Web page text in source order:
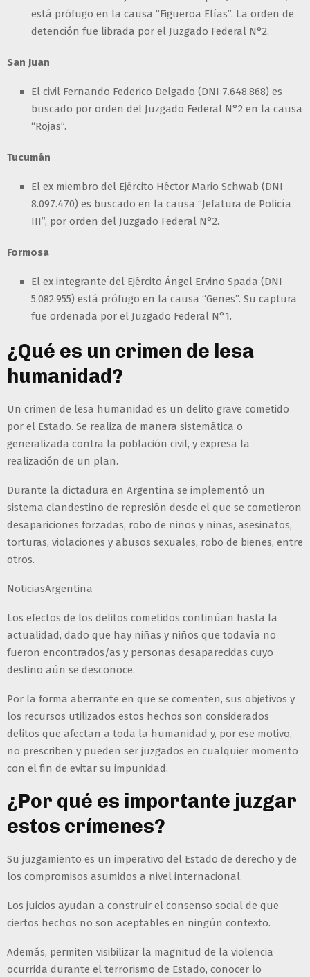
está prófugo en la causa “Figueroa Elías”. La orden de
detención fue librada por el Juzgado Federal N°2.
San Juan
El civil Fernando Federico Delgado (DNI 7.648.868) es
buscado por orden del Juzgado Federal N°2 en la causa
“Rojas”.
Tucumán
El ex miembro del Ejército Héctor Mario Schwab (DNI
8.097.470) es buscado en la causa “Jefatura de Policía
III”, por orden del Juzgado Federal N°2.
Formosa
El ex integrante del Ejército Ángel Ervino Spada (DNI
5.082.955) está prófugo en la causa “Genes”. Su captura
fue ordenada por el Juzgado Federal N°1.
¿Qué es un crimen de lesa
humanidad?
Un crimen de lesa humanidad es un delito grave cometido
por el Estado. Se realiza de manera sistemática o
generalizada contra la población civil, y expresa la
realización de un plan.
Durante la dictadura en Argentina se implementó un
sistema clandestino de represión desde el que se cometieron
desapariciones forzadas, robo de niños y niñas, asesinatos,
torturas, violaciones y abusos sexuales, robo de bienes, entre
otros.
NoticiasArgentina
Los efectos de los delitos cometidos continúan hasta la
actualidad, dado que hay niñas y niños que todavía no
fueron encontrados/as y personas desaparecidas cuyo
destino aún se desconoce.
Por la forma aberrante en que se comenten, sus objetivos y
los recursos utilizados estos hechos son considerados
delitos que afectan a toda la humanidad y, por ese motivo,
no prescriben y pueden ser juzgados en cualquier momento
con el fin de evitar su impunidad.
¿Por qué es importante juzgar
estos crímenes?
Su juzgamiento es un imperativo del Estado de derecho y de
los compromisos asumidos a nivel internacional.
Los juicios ayudan a construir el consenso social de que
ciertos hechos no son aceptables en ningún contexto.
Además, permiten visibilizar la magnitud de la violencia
ocurrida durante el terrorismo de Estado, conocer lo